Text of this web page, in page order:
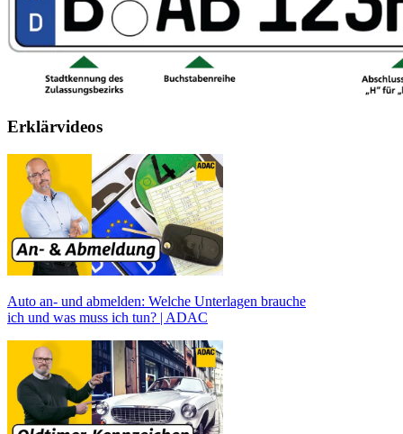
Erklärvideos
Auto an- und abmelden: Welche Unterlagen brauche
ich und was muss ich tun? | ADAC